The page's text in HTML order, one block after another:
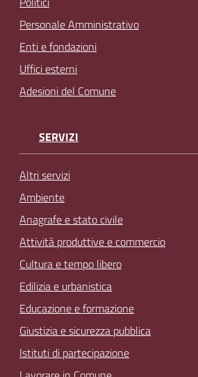
Personale Amministrativo
Enti e fondazioni
Uffici esterni
Adesioni del Comune
SERVIZI
Altri servizi
Ambiente
Anagrafe e stato civile
Attività produttive e commercio
Cultura e tempo libero
Edilizia e urbanistica
Educazione e formazione
Giustizia e sicurezza pubblica
Istituti di partecipazione